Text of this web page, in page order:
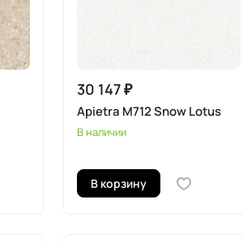
30 147 ₽
Apietra M712 Snow Lotus
В наличии
В корзину